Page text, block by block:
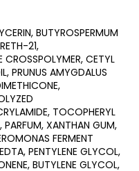
BUTYROSPERMUM
21,
CETYL
PRUNUS AMYGDALUS
TOCOPHERYL
XANTHAN GUM,
FERMENT
PENTYLENE GLYCOL,
BUTYLENE GLYCOL,